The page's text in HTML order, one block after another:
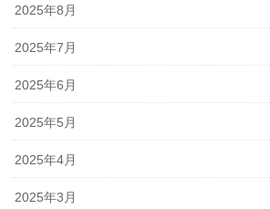
2025年8月
2025年7月
2025年6月
2025年5月
2025年4月
2025年3月